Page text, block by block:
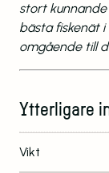
stort
bästa fiskenät
omgående till
Ytterligare
Vikt